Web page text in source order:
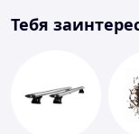
Тебя